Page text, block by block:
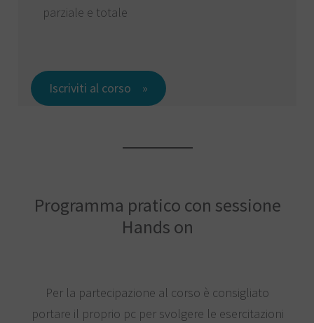
parziale e totale
Iscriviti al corso
Programma pratico con sessione
Hands on
Per la partecipazione al corso è consigliato
portare il proprio pc per svolgere le esercitazioni